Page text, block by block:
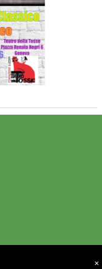
fare le
bilancio della stagione
×